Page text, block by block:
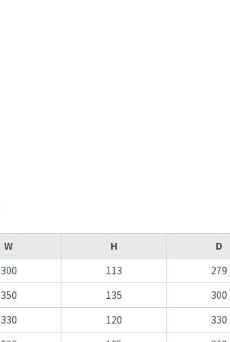
W H D
300 113 279
350 135 300
330 120 330